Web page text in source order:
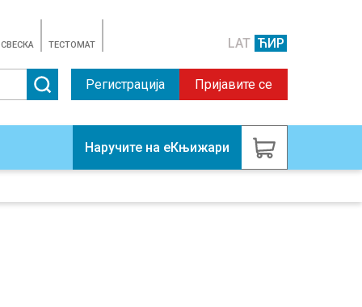
TЕСТОМАТ LAT ЋИР
Регистрација Пријавите се
Наручите на еКњижари